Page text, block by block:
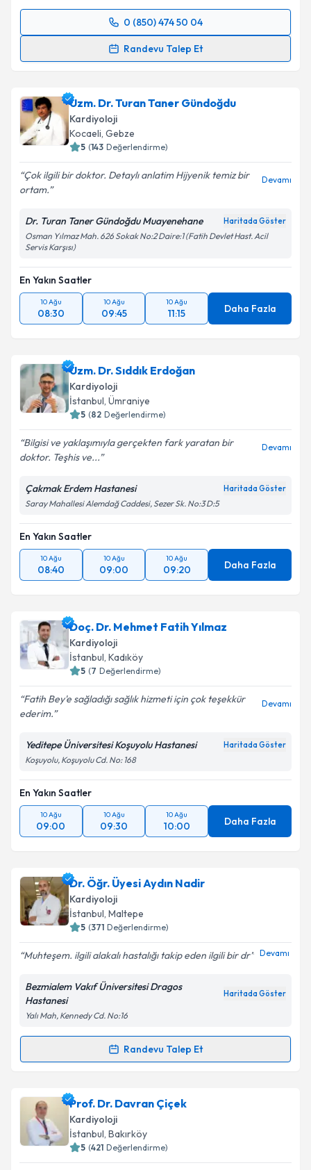
Takvim Talebini Gönder
0 (850) 474 50 04
Randevu Talep Et
Randevu Takvimi Talebi
için bir takvim hazırlandığında e-posta ile
bilgilendireceğiz.
E-posta Adresiniz
Metni 'ni okudum ve kişisel verilerimin belirtilen
kapsamda işlenmesini kabul ediyorum.
Uzm. Dr. Turan Taner Gündoğdu
Kardiyoloji
Kocaeli, Gebze
5 (143 Değerlendirme)
Çok ilgili bir doktor. Detaylı anlatim Hijyenik temiz bir
ortam.
Devamı
Dr. Turan Taner Gündoğdu Muayenehane Haritada Göster
Osman Yılmaz Mah. 626 Sokak No:2 Daire:1 (Fatih Devlet Hast. Acil
Servis Karşısı)
En Yakın Saatler
10 Ağu
08:30
10 Ağu
09:45
10 Ağu
11:15 Daha Fazla
Uzm. Dr. Sıddık Erdoğan
Kardiyoloji
İstanbul, Ümraniye
5 (82 Değerlendirme)
Bilgisi ve yaklaşımıyla gerçekten fark yaratan bir
doktor. Teşhis ve...
Devamı
Çakmak Erdem Hastanesi Haritada Göster
Saray Mahallesi Alemdağ Caddesi, Sezer Sk. No:3 D:5
En Yakın Saatler
10 Ağu
08:40
10 Ağu
09:00
10 Ağu
09:20 Daha Fazla
Doç. Dr. Mehmet Fatih Yılmaz
Kardiyoloji
İstanbul, Kadıköy
5 (7 Değerlendirme)
Fatih Bey'e sağladığı sağlık hizmeti için çok teşekkür
ederim.
Devamı
Yeditepe Üniversitesi Koşuyolu Hastanesi Haritada Göster
Koşuyolu, Koşuyolu Cd. No: 168
En Yakın Saatler
10 Ağu
09:00
10 Ağu
09:30
10 Ağu
10:00 Daha Fazla
Dr. Öğr. Üyesi Aydın Nadir
Kardiyoloji
İstanbul, Maltepe
5 (371 Değerlendirme)
Muhteşem. ilgili alakalı hastalığı takip eden ilgili bir dr Devamı
Bezmialem Vakıf Üniversitesi Dragos
Hastanesi
Haritada Göster
Yalı Mah, Kennedy Cd. No:16
Randevu Talep Et
Randevu Takvimi Talebi
Dr. Öğr. Üyesi Aydın Nadiriçin randevu takvimi
talebi oluşturun. Size bu uzmandan randevu almanız
için bir takvim hazırlandığında e-posta ile
bilgilendireceğiz.
Prof. Dr. Davran Çiçek
Kardiyoloji
İstanbul, Bakırköy
5 (421 Değerlendirme)